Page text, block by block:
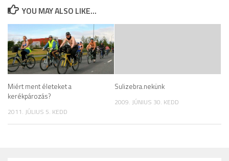
YOU MAY ALSO LIKE...
Miért ment életeket a
kerékpározás?
2011. JÚLIUS 5. KEDD
Sulizebra.nekünk
2009. JÚNIUS 30. KEDD